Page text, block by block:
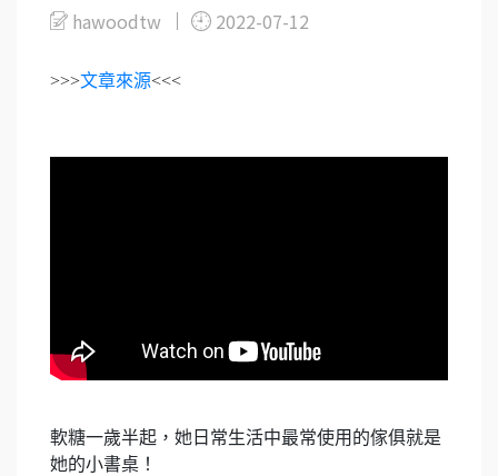
hawoodtw 2022-07-12
>>>文章來源<<<
軟糖一歲半起，她日常生活中最常使用的傢俱就是
她的小書桌！